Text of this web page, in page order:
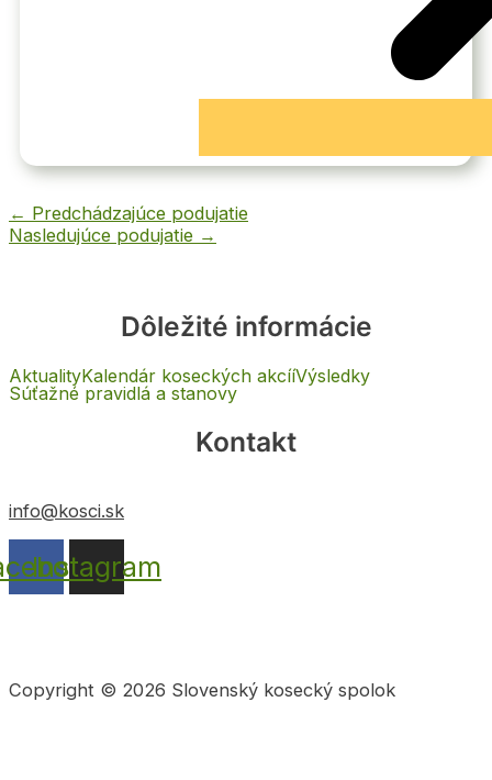
← Predchádzajúce podujatie
Nasledujúce podujatie →
Dôležité informácie
AktualityKalendár koseckých akcííVýsledky
Súťažné pravidlá a stanovy
Kontakt
info@kosci.sk
Instagram
Copyright © 2026 Slovenský kosecký spolok